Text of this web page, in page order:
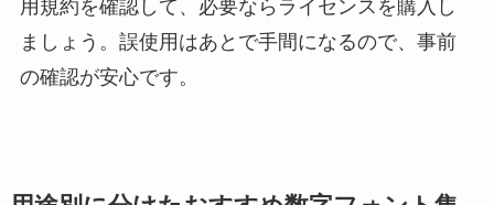
用規約を確認して、必要ならライセンスを購入し
ましょう。誤使用はあとで手間になるので、事前
の確認が安心です。